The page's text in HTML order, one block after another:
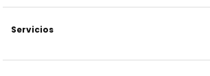
Servicios